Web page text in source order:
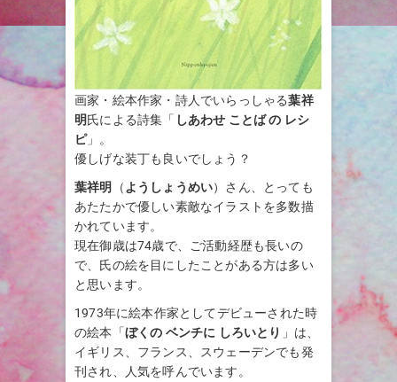
画家・絵本作家・詩人でいらっしゃる葉祥
明氏による詩集「 しあわせ ことば の レシ
ピ」。
優しげな装丁も良いでしょう？
葉祥明
（ ようしょうめい）さん、とっても
あたたかで優しい素敵なイラストを多数描
かれています。
現在御歳は74歳で、ご活動経歴も長いの
で、氏の絵を目にしたことがある方は多い
と思います。
1973年に絵本作家としてデビューされた時
の絵本「ぼくの ベンチに しろいとり 」は、
イギリス、フランス、スウェーデンでも発
刊され、人気を呼んでいます。